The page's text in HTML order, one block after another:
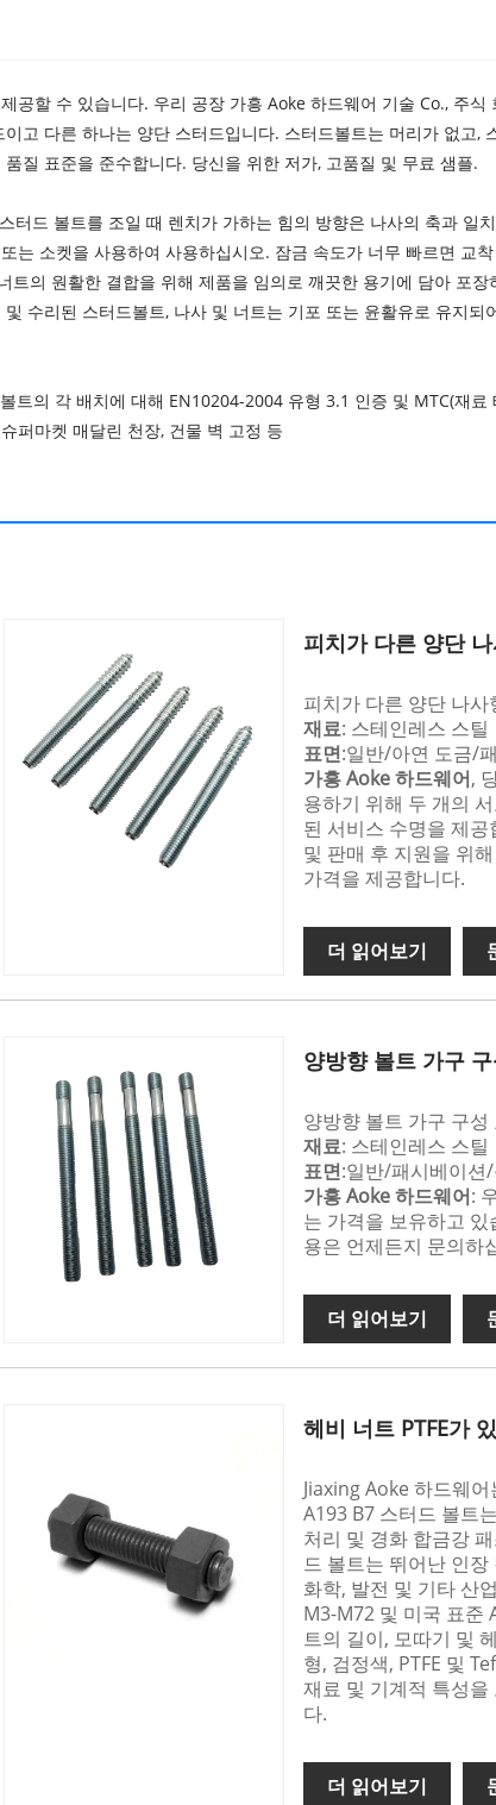
공할 수 있습니다. 우리 공장 가흥 Aoke 하드웨어 기술 Co., 주
고 다른 하나는 양단 스터드입니다. 스터드볼트는 머리가 없고,
질 표준을 준수합니다. 당신을 위한 저가, 고품질 및 무료 샘플.
터드 볼트를 조일 때 렌치가 가하는 힘의 방향은 나사의 축과 일
는 소켓을 사용하여 사용하십시오. 잠금 속도가 너무 빠르면 교
의 원활한 결합을 위해 제품을 임의로 깨끗한 용기에 담아 포
수리된 스터드볼트, 나사 및 너트는 기포 또는 윤활유로 유지
트의 각 배치에 대해 EN10204-2004 유형 3.1 인증 및 MTC(재
퍼마켓 매달린 천장, 건물 벽 고정 등
피치가 다른 양단
피치가 다른 양단 나사
재료: 스테인레스 스틸
표면:일반/아연 도금/
가흥 Aoke 하드웨어,
용하기 위해 두 개의
된 서비스 수명을 제
및 판매 후 지원을 위
가격을 제공합니다.
더 읽어보기
양방향 볼트 가구
양방향 볼트 가구 구성
재료: 스테인레스 스틸
표면:일반/패시베이션
가흥 Aoke 하드웨어:
는 가격을 보유하고
용은 언제든지 문의하
더 읽어보기
헤비 너트 PTFE가
Jiaxing Aoke 하드웨
A193 B7 스터드 볼트
처리 및 경화 합금강
드 볼트는 뛰어난 인
화학, 발전 및 기타 산
M3-M72 및 미국 표준
트의 길이, 모따기 및
형, 검정색, PTFE 및
재료 및 기계적 특성
다.
더 읽어보기